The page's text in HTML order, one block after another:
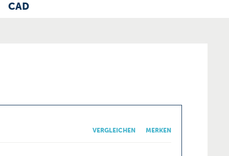
CAD
VERGLEICHEN MERKEN